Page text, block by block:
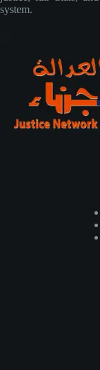
system.